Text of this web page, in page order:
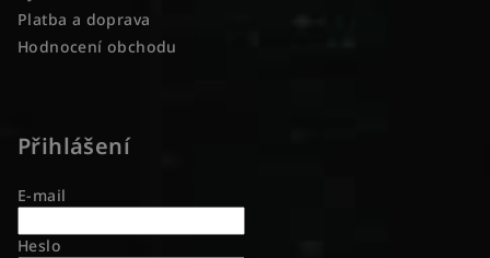
Platba a doprava
Hodnocení obchodu
Přihlášení
E-mail
Heslo